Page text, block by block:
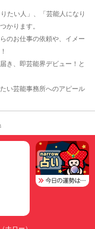
たい人」、「芸能人になり
かります。
のお仕事の依頼や、イメー
き、即芸能界デビュー！と
い芸能事務所へのアピール